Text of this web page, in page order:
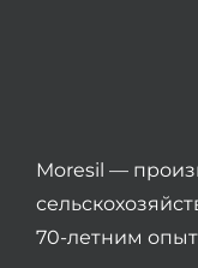
Moresil —
70-летним